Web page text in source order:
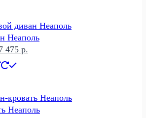
р..
Неаполь
р..
475 р.
Неаполь